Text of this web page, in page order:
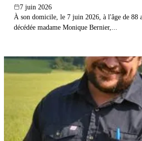
7 juin 2026
À son domicile, le 7 juin 2026, à l'âge de 88
décédée madame Monique Bernier,...